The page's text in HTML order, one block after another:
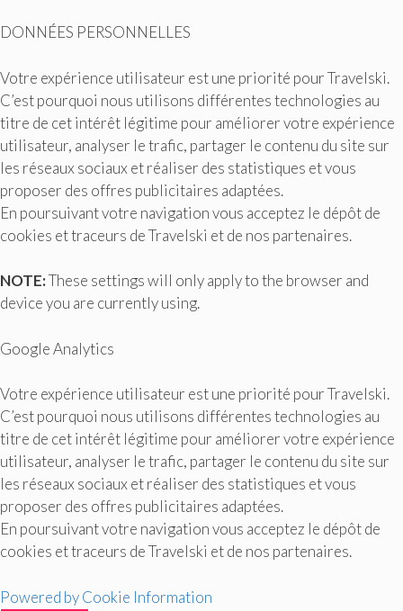
DONNÉES PERSONNELLES
Votre expérience utilisateur est une priorité pour Travelski.
C’est pourquoi nous utilisons différentes technologies au
titre de cet intérêt légitime pour améliorer votre expérience
utilisateur, analyser le trafic, partager le contenu du site sur
les réseaux sociaux et réaliser des statistiques et vous
proposer des offres publicitaires adaptées.
En poursuivant votre navigation vous acceptez le dépôt de
cookies et traceurs de Travelski et de nos partenaires.
NOTE:These settings will only apply to the browser and
device you are currently using.
Google Analytics
Votre expérience utilisateur est une priorité pour Travelski.
C’est pourquoi nous utilisons différentes technologies au
titre de cet intérêt légitime pour améliorer votre expérience
utilisateur, analyser le trafic, partager le contenu du site sur
les réseaux sociaux et réaliser des statistiques et vous
proposer des offres publicitaires adaptées.
En poursuivant votre navigation vous acceptez le dépôt de
cookies et traceurs de Travelski et de nos partenaires.
Powered by Cookie Information